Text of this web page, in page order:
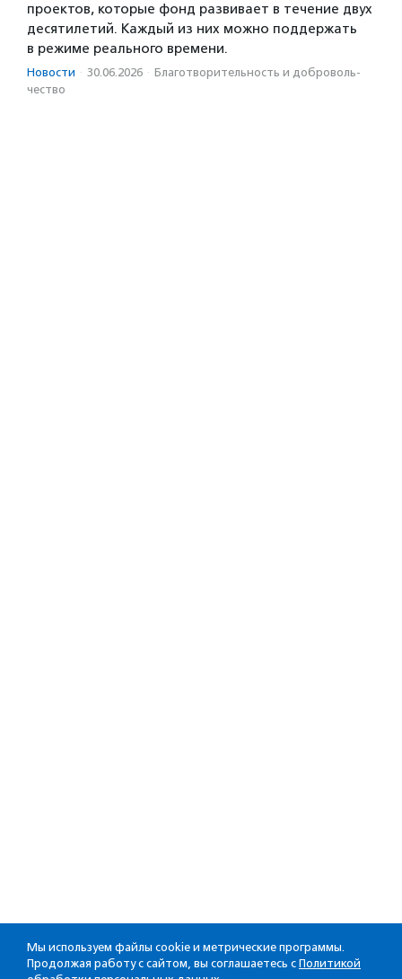
проектов, которые фонд развивает в течение двух
десятилетий. Каждый из них можно поддержать
в режиме реального времени.
Новости · 30.06.2026 · Благотвори­тель­ность и доброволь­
чест­во
Мы используем файлы cookie и метрические программы.
Продолжая работу с сайтом, вы соглашаетесь с Политикой